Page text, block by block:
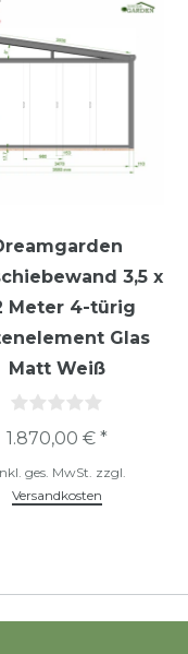
3,5 x
Meter 4-türig
Glas
Matt Weiß
1.870,00 € *
ges. MwSt. zzgl.
Versandkosten